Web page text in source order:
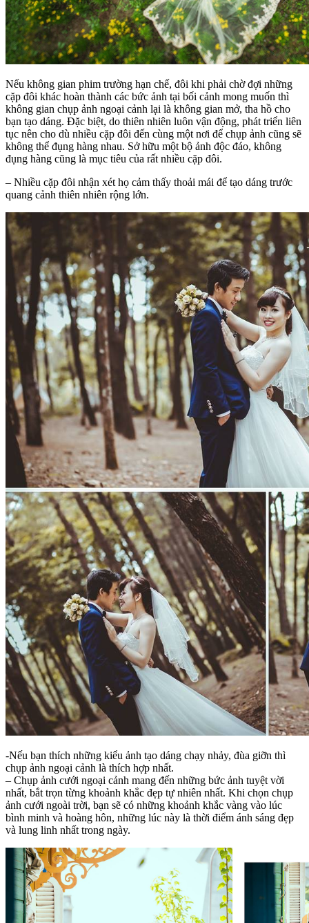
Nếu không gian phim trường hạn chế, đôi khi phải chờ đợi những
cặp đôi khác hoàn thành các bức ảnh tại bối cảnh mong muốn thì
không gian chụp ảnh ngoại cảnh lại là không gian mở, tha hồ cho
bạn tạo dáng. Đặc biệt, do thiên nhiên luôn vận động, phát triển liên
tục nên cho dù nhiều cặp đôi đến cùng một nơi để chụp ảnh cũng sẽ
không thể đụng hàng nhau. Sở hữu một bộ ảnh độc đáo, không
đụng hàng cũng là mục tiêu của rất nhiều cặp đôi.
– Nhiều cặp đôi nhận xét họ cảm thấy thoải mái để tạo dáng trước
quang cảnh thiên nhiên rộng lớn.
-Nếu bạn thích những kiểu ảnh tạo dáng chạy nhảy, đùa giỡn thì
chụp ảnh ngoại cảnh là thích hợp nhất.
– Chụp ảnh cưới ngoại cảnh mang đến những bức ảnh tuyệt vời
nhất, bắt trọn từng khoảnh khắc đẹp tự nhiên nhất. Khi chọn chụp
ảnh cưới ngoài trời, bạn sẽ có những khoảnh khắc vàng vào lúc
bình minh và hoàng hôn, những lúc này là thời điểm ánh sáng đẹp
và lung linh nhất trong ngày.